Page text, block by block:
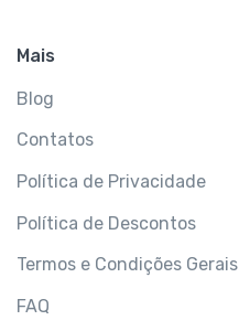
Mais
Blog
Contatos
Política de Privacidade
Política de Descontos
Termos e Condições Gerais
FAQ